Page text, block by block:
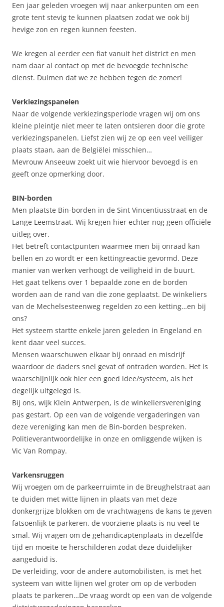
Een jaar geleden vroegen wij naar ankerpunten om een
grote tent stevig te kunnen plaatsen zodat we ook bij
hevige zon en regen kunnen feesten.
We kregen al eerder een fiat vanuit het district en men
nam daar al contact op met de bevoegde technische
dienst. Duimen dat we ze hebben tegen de zomer!
Verkiezingspanelen
Naar de volgende verkiezingsperiode vragen wij om ons
kleine pleintje niet meer te laten ontsieren door die grote
verkiezingspanelen. Liefst zien wij ze op een veel veiliger
plaats staan, aan de Belgiëlei misschien…
Mevrouw Anseeuw zoekt uit wie hiervoor bevoegd is en
geeft onze opmerking door.
BIN-borden
Men plaatste Bin-borden in de Sint Vincentiusstraat en de
Lange Leemstraat. Wij kregen hier echter nog geen officiële
uitleg over.
Het betreft contactpunten waarmee men bij onraad kan
bellen en zo wordt er een kettingreactie gevormd. Deze
manier van werken verhoogt de veiligheid in de buurt.
Het gaat telkens over 1 bepaalde zone en de borden
worden aan de rand van die zone geplaatst. De winkeliers
van de Mechelsesteenweg regelden zo een ketting…en bij
ons?
Het systeem startte enkele jaren geleden in Engeland en
kent daar veel succes.
Mensen waarschuwen elkaar bij onraad en misdrijf
waardoor de daders snel gevat of ontraden worden. Het is
waarschijnlijk ook hier een goed idee/systeem, als het
degelijk uitgelegd is.
Bij ons, wijk Klein Antwerpen, is de winkeliersvereniging
pas gestart. Op een van de volgende vergaderingen van
deze vereniging kan men de Bin-borden bespreken.
Politieverantwoordelijke in onze en omliggende wijken is
Vic Van Rompay.
Varkensruggen
Wij vroegen om de parkeerruimte in de Breughelstraat aan
te duiden met witte lijnen in plaats van met deze
donkergrijze blokken om de vrachtwagens de kans te geven
fatsoenlijk te parkeren, de voorziene plaats is nu veel te
smal. Wij vragen om de gehandicaptenplaats in dezelfde
tijd en moeite te herschilderen zodat deze duidelijker
aangeduid is.
De verleiding, voor de andere automobilisten, is met het
systeem van witte lijnen wel groter om op de verboden
plaats te parkeren…De vraag wordt op een van de volgende